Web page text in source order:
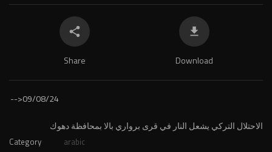
Share Download
-->09/08/24
⁣الاحتلال التركي يشعل النار في قرى برواري بالا بمحافظة دهوك
Category arabic